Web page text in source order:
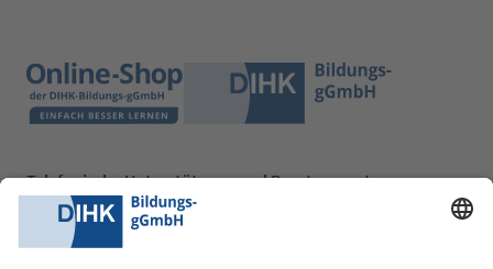
Telefonische Unterstützung und Beratung unter:
0228 6205 205